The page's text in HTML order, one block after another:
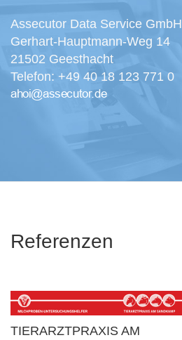
Assecutor Data Service GmbH
Gerhart-Hauptmann-Weg 14
21502 Geesthacht
Telefon: +49 40 18 123 771 0
Referenzen
TIERARZTPRAXIS AM